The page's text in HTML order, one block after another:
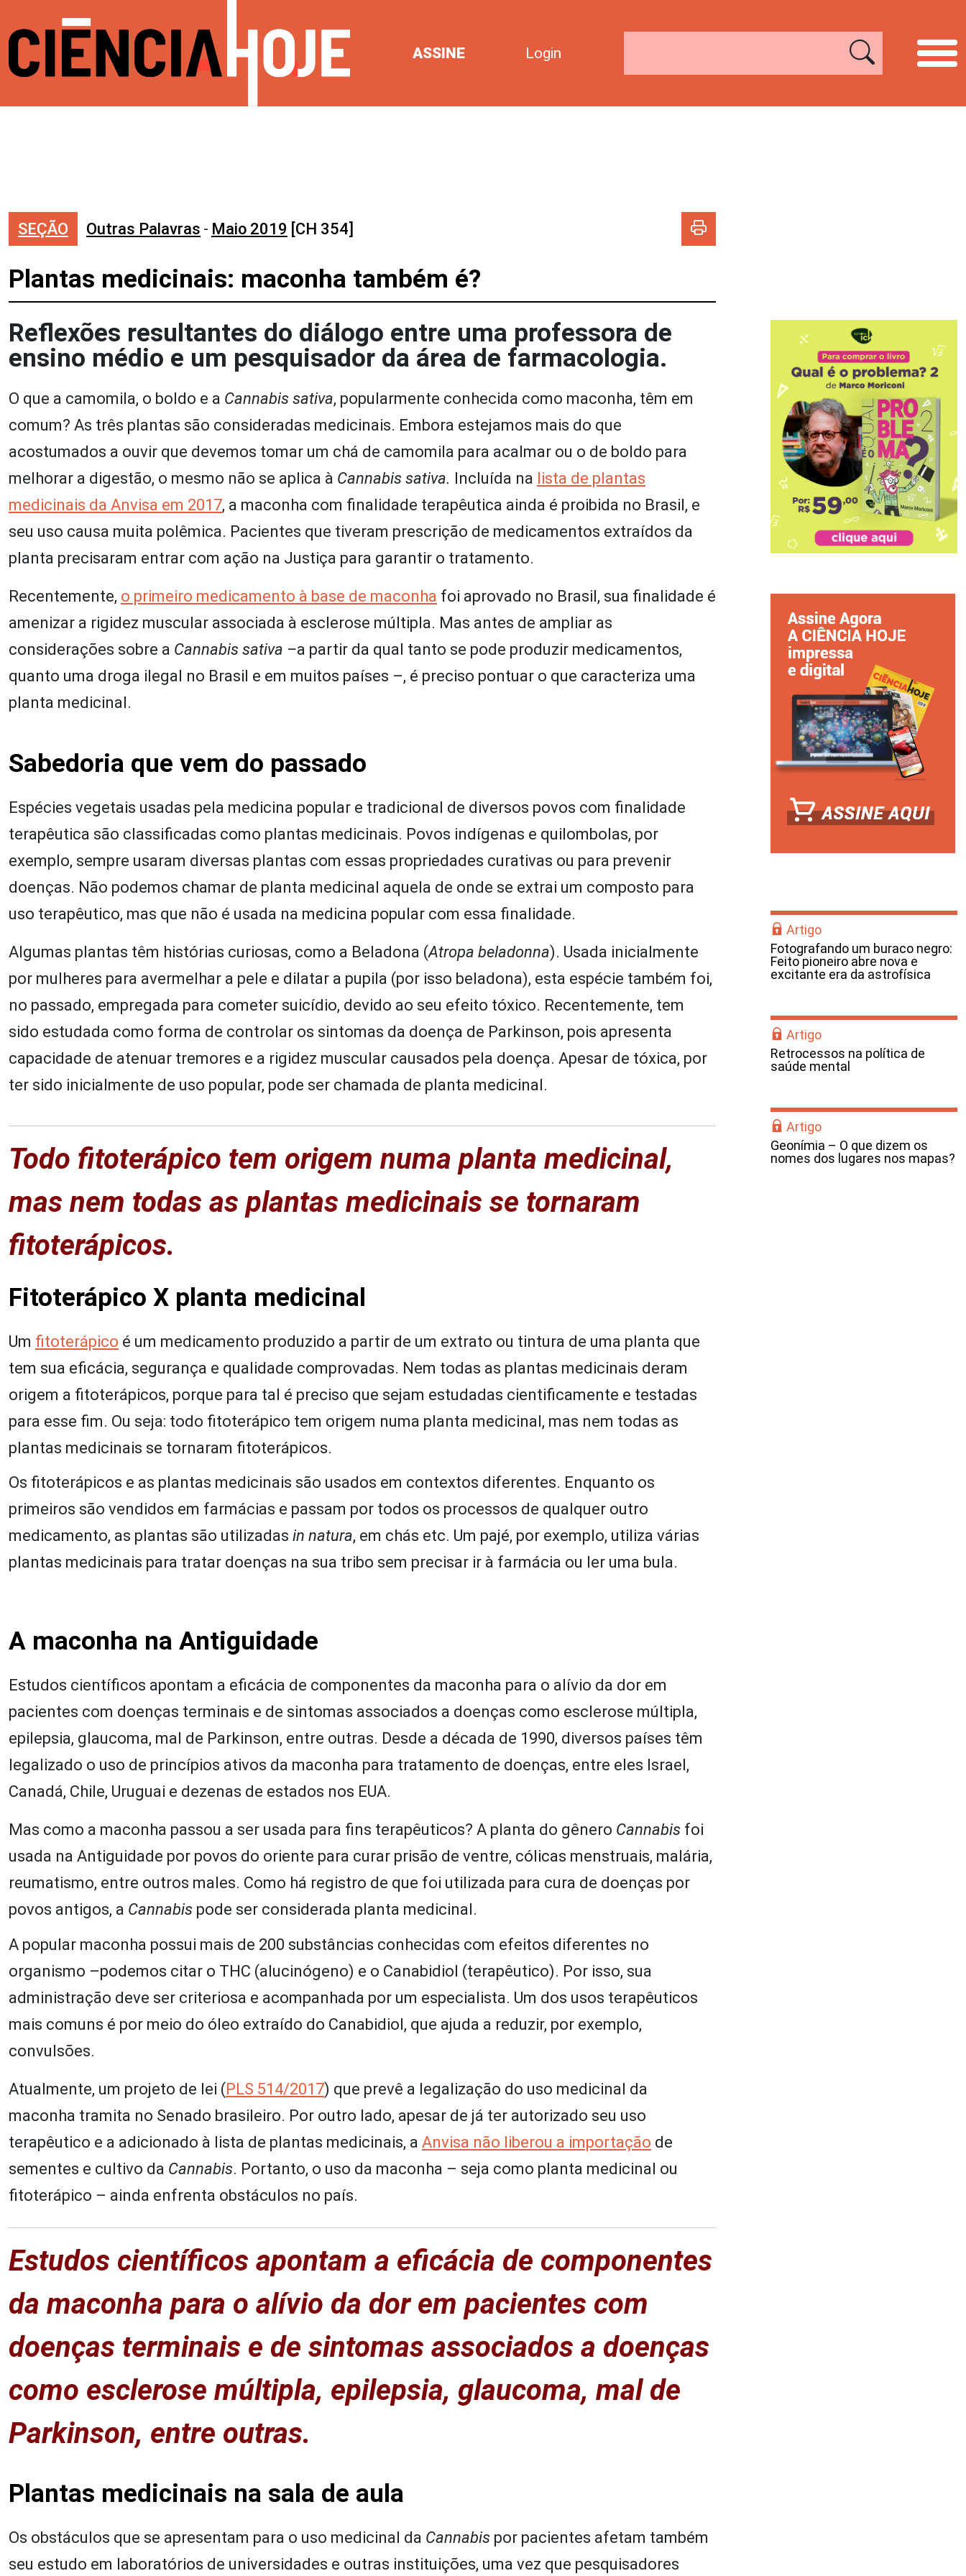
ASSINE Login
SEÇÃO Outras Palavras - Maio 2019 [CH 354]
Plantas medicinais: maconha também é?
Reflexões resultantes do diálogo entre uma professora de
ensino médio e um pesquisador da área de farmacologia.
O que a camomila, o boldo e a Cannabis sativa, popularmente conhecida como maconha, têm em
comum? As três plantas são consideradas medicinais. Embora estejamos mais do que
acostumados a ouvir que devemos tomar um chá de camomila para acalmar ou o de boldo para
melhorar a digestão, o mesmo não se aplica à Cannabis sativa. Incluída na lista de plantas
medicinais da Anvisa em 2017, a maconha com finalidade terapêutica ainda é proibida no Brasil, e
seu uso causa muita polêmica. Pacientes que tiveram prescrição de medicamentos extraídos da
planta precisaram entrar com ação na Justiça para garantir o tratamento.
Recentemente, o primeiro medicamento à base de maconha foi aprovado no Brasil, sua finalidade é
amenizar a rigidez muscular associada à esclerose múltipla. Mas antes de ampliar as
considerações sobre a Cannabis sativa –a partir da qual tanto se pode produzir medicamentos,
quanto uma droga ilegal no Brasil e em muitos países –, é preciso pontuar o que caracteriza uma
planta medicinal.
Sabedoria que vem do passado
Espécies vegetais usadas pela medicina popular e tradicional de diversos povos com finalidade
terapêutica são classificadas como plantas medicinais. Povos indígenas e quilombolas, por
exemplo, sempre usaram diversas plantas com essas propriedades curativas ou para prevenir
doenças. Não podemos chamar de planta medicinal aquela de onde se extrai um composto para
uso terapêutico, mas que não é usada na medicina popular com essa finalidade.
Algumas plantas têm histórias curiosas, como a Beladona (Atropa beladonna). Usada inicialmente
por mulheres para avermelhar a pele e dilatar a pupila (por isso beladona), esta espécie também foi,
no passado, empregada para cometer suicídio, devido ao seu efeito tóxico. Recentemente, tem
sido estudada como forma de controlar os sintomas da doença de Parkinson, pois apresenta
capacidade de atenuar tremores e a rigidez muscular causados pela doença. Apesar de tóxica, por
ter sido inicialmente de uso popular, pode ser chamada de planta medicinal.
Todo fitoterápico tem origem numa planta medicinal,
mas nem todas as plantas medicinais se tornaram
fitoterápicos.
Fitoterápico X planta medicinal
Um fitoterápico é um medicamento produzido a partir de um extrato ou tintura de uma planta que
tem sua eficácia, segurança e qualidade comprovadas. Nem todas as plantas medicinais deram
origem a fitoterápicos, porque para tal é preciso que sejam estudadas cientificamente e testadas
para esse fim. Ou seja: todo fitoterápico tem origem numa planta medicinal, mas nem todas as
plantas medicinais se tornaram fitoterápicos.
Os fitoterápicos e as plantas medicinais são usados em contextos diferentes. Enquanto os
primeiros são vendidos em farmácias e passam por todos os processos de qualquer outro
medicamento, as plantas são utilizadas in natura, em chás etc. Um pajé, por exemplo, utiliza várias
plantas medicinais para tratar doenças na sua tribo sem precisar ir à farmácia ou ler uma bula.
A maconha na Antiguidade
Estudos científicos apontam a eficácia de componentes da maconha para o alívio da dor em
pacientes com doenças terminais e de sintomas associados a doenças como esclerose múltipla,
epilepsia, glaucoma, mal de Parkinson, entre outras. Desde a década de 1990, diversos países têm
legalizado o uso de princípios ativos da maconha para tratamento de doenças, entre eles Israel,
Canadá, Chile, Uruguai e dezenas de estados nos EUA.
Mas como a maconha passou a ser usada para fins terapêuticos? A planta do gênero Cannabis foi
usada na Antiguidade por povos do oriente para curar prisão de ventre, cólicas menstruais, malária,
reumatismo, entre outros males. Como há registro de que foi utilizada para cura de doenças por
povos antigos, a Cannabis pode ser considerada planta medicinal.
A popular maconha possui mais de 200 substâncias conhecidas com efeitos diferentes no
organismo –podemos citar o THC (alucinógeno) e o Canabidiol (terapêutico). Por isso, sua
administração deve ser criteriosa e acompanhada por um especialista. Um dos usos terapêuticos
mais comuns é por meio do óleo extraído do Canabidiol, que ajuda a reduzir, por exemplo,
convulsões.
Atualmente, um projeto de lei (PLS 514/2017) que prevê a legalização do uso medicinal da
maconha tramita no Senado brasileiro. Por outro lado, apesar de já ter autorizado seu uso
terapêutico e a adicionado à lista de plantas medicinais, a Anvisa não liberou a importação de
sementes e cultivo da Cannabis. Portanto, o uso da maconha – seja como planta medicinal ou
fitoterápico – ainda enfrenta obstáculos no país.
Estudos científicos apontam a eficácia de componentes
da maconha para o alívio da dor em pacientes com
doenças terminais e de sintomas associados a doenças
como esclerose múltipla, epilepsia, glaucoma, mal de
Parkinson, entre outras.
Plantas medicinais na sala de aula
Os obstáculos que se apresentam para o uso medicinal da Cannabis por pacientes afetam também
seu estudo em laboratórios de universidades e outras instituições, uma vez que pesquisadores
Artigo
Fotografando um buraco negro:
Feito pioneiro abre nova e
excitante era da astrofísica
Artigo
Retrocessos na política de
saúde mental
Artigo
Geonímia – O que dizem os
nomes dos lugares nos mapas?